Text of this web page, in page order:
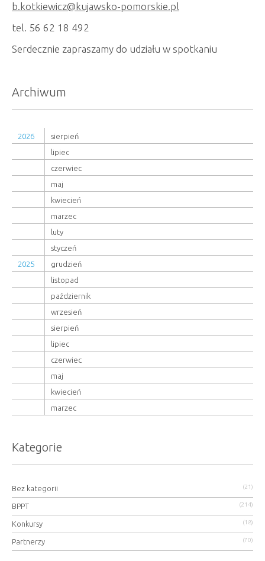
b.kotkiewicz@kujawsko-pomorskie.pl
tel. 56 62 18 492
Serdecznie zapraszamy do udziału w spotkaniu
Archiwum
2026
sierpień
lipiec
czerwiec
maj
kwiecień
marzec
luty
styczeń
2025
grudzień
listopad
październik
wrzesień
sierpień
lipiec
czerwiec
maj
kwiecień
marzec
Kategorie
Bez kategorii (21)
BPPT (214)
Konkursy (18)
Partnerzy (70)